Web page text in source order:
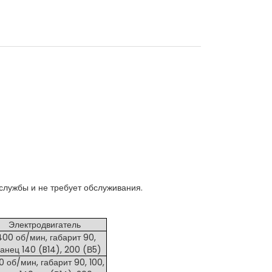
и не требует обслуживания.
Электродвигатель
об/мин, габарит 90,
140 (B14), 200 (В5)
об/мин, габарит 90, 100,